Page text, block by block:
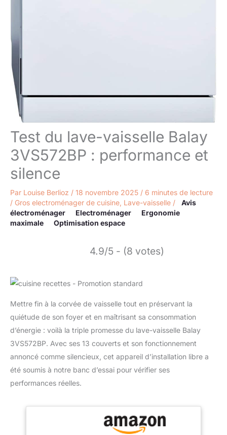
Test du lave-vaisselle Balay
3VS572BP : performance et
silence
Par Louise Berlioz / 18 novembre 2025 / 6 minutes de lecture
/ Gros electroménager de cuisine Lave-vaisselle /
Avis
électroménager
Electroménager
Ergonomie
maximale
Optimisation espace
4.9/5 - (8 votes)
Mettre fin à la corvée de vaisselle tout en préservant la
quiétude de son foyer et en maîtrisant sa consommation
d’énergie : voilà la triple promesse du lave-vaisselle Balay
3VS572BP. Avec ses 13 couverts et son fonctionnement
annoncé comme silencieux, cet appareil d’installation libre a
été soumis à notre banc d’essai pour vérifier ses
performances réelles.